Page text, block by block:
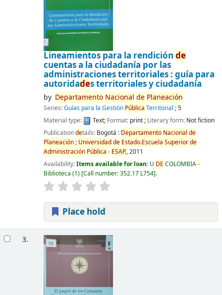
Lineamientos para la rendición de
cuentas a la ciudadanía por las
administraciones territoriales : guía para
autoridades territoriales y ciudadanía
by Departamento Nacional de Planeación
Series:Guías para la Gestión Pública Territorial ;5
Material type:
Text;Format: print;Literary form: Not fiction
Publicationdetails: Bogotá : Departamento Nacional de
Planeación; Universidadde Estado.Escuela Superiorde
Administración Pública - ESAP.,2011
Availability:Items available for loan: U DE COLOMBIA-
Biblioteca (1) Call number:352.17 L754 .
Place hold
3.